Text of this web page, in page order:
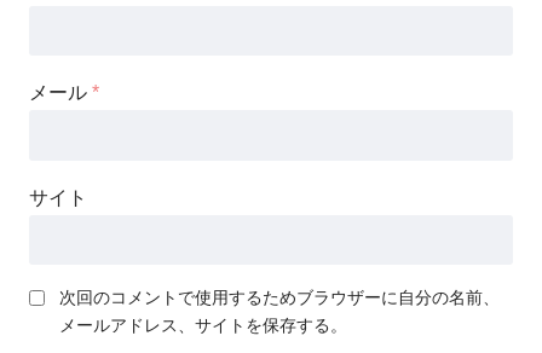
メール *
サイト
次回のコメントで使用するためブラウザーに自分の名前、
メールアドレス、サイトを保存する。